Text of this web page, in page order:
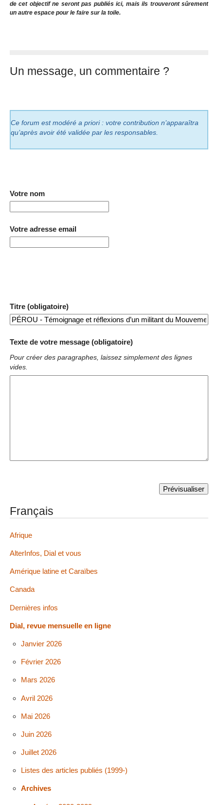
de cet objectif ne seront pas publiés ici, mais ils trouveront sûrement
un autre espace pour le faire sur la toile.
Un message, un commentaire ?
Ce forum est modéré a priori : votre contribution n’apparaîtra
qu’après avoir été validée par les responsables.
Votre nom
Votre adresse email
Titre (obligatoire)
Texte de votre message (obligatoire)
Pour créer des paragraphes, laissez simplement des lignes
vides.
Français
Afrique
AlterInfos, Dial et vous
Amérique latine et Caraïbes
Canada
Dernières infos
Dial, revue mensuelle en ligne
Janvier 2026
Février 2026
Mars 2026
Avril 2026
Mai 2026
Juin 2026
Juillet 2026
Listes des articles publiés (1999-)
Archives